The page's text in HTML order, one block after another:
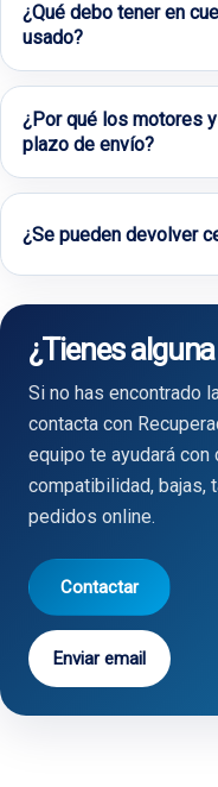
¿Qué debo tener en
usado?
¿Por qué los motores
plazo de envío?
¿Se pueden devolver
¿Tienes
Si no has encontrado
contacta con
equipo te ayudará
compatibilidad, bajas,
pedidos online.
Contactar
Enviar email